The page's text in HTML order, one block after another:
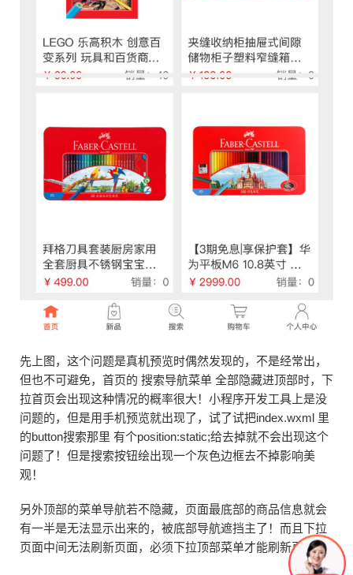
先上图，这个问题是真机预览时偶然发现的，不是经常出，
但也不可避免，首页的 搜索导航菜单 全部隐藏进顶部时，下
拉首页会出现这种情况的概率很大！小程序开发工具上是没
问题的，但是用手机预览就出现了，试了试把index.wxml 里
的button搜索那里 有个position:static;给去掉就不会出现这个
问题了！但是搜索按钮绘出现一个灰色边框去不掉影响美
观！
另外顶部的菜单导航若不隐藏，页面最底部的商品信息就会
有一半是无法显示出来的，被底部导航遮挡主了！而且下拉
页面中间无法刷新页面，必须下拉顶部菜单才能刷新页面！